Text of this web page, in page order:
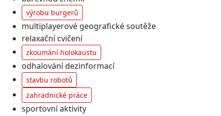
výrobu burgerů
multiplayerové geografické soutěže
relaxační cvičení
zkoumání holokaustu
odhalování dezinformací
stavbu robotů
zahradnické práce
sportovní aktivity